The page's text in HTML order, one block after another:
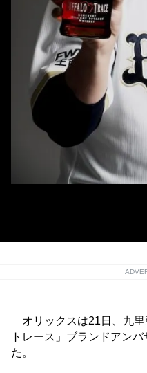
オリックスは21日、九里
トレース」ブランドアン
た。